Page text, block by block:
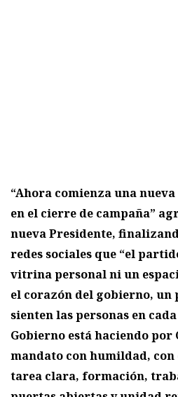
“Ahora comienza una
en el cierre de campaña”
nueva Presidente,
redes sociales que “el
vitrina personal ni un
el corazón del gobierno, un
sienten las personas en
Gobierno está haciendo por
mandato con humildad,
tarea clara, formación,